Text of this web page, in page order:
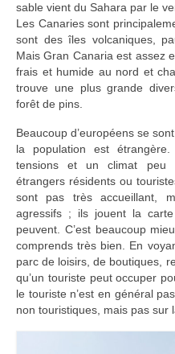
sable vient du Sahara par le
Les Canaries sont
sont des îles volcaniques,
Mais Gran Canaria est assez
frais et humide au nord et
trouve une plus grande
forêt de pins.
Beaucoup d’européens se
la population est
tensions et un climat peu
étrangers résidents ou
sont pas très accueillant,
agressifs ; ils jouent la carte
peuvent. C’est beaucoup
comprends très bien. En
parc de loisirs, de boutiques,
qu’un touriste peut occuper
le touriste n’est en général
non touristiques, mais pas sur